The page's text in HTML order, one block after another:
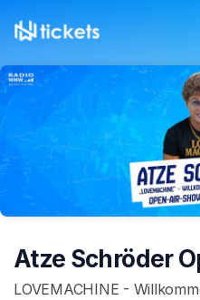
Atze Schröder
LOVEMACHINE -